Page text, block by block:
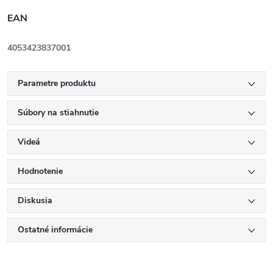
EAN
4053423837001
Parametre produktu
Súbory na stiahnutie
Videá
Hodnotenie
Diskusia
Ostatné informácie